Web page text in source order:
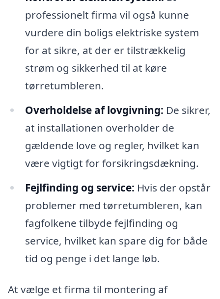
professionelt firma vil også kunne
vurdere din boligs elektriske system
for at sikre, at der er tilstrækkelig
strøm og sikkerhed til at køre
tørretumbleren.
Overholdelse af lovgivning: De sikrer,
at installationen overholder de
gældende love og regler, hvilket kan
være vigtigt for forsikringsdækning.
Fejlfinding og service: Hvis der opstår
problemer med tørretumbleren, kan
fagfolkene tilbyde fejlfinding og
service, hvilket kan spare dig for både
tid og penge i det lange løb.
At vælge et firma til montering af